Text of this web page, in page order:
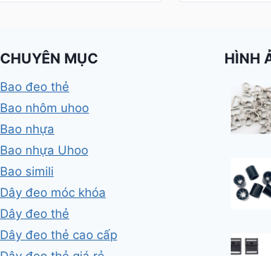
CHUYÊN MỤC
Bao đeo thẻ
Bao nhôm uhoo
Bao nhựa
Bao nhựa Uhoo
Bao simili
Dây đeo móc khóa
Dây đeo thẻ
Dây đeo thẻ cao cấp
HÌNH